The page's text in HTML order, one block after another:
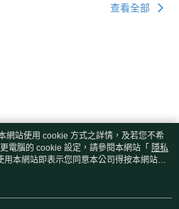
查看全部
網站使用 cookie 方式之詳情，及若您不希
電腦的 cookie 設定，請參閱本網站「 隱私
用本網站即表示您同意本公司得按本網站使